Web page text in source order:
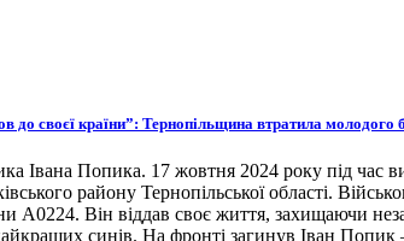
до своєї країни”: Тернопільщина втратила молодого
Івана Попика. 17 жовтня 2024 року під час
району Тернопільської області.
А0224. Він віддав своє життя, захищаючи
синів. На фронті загинув Іван